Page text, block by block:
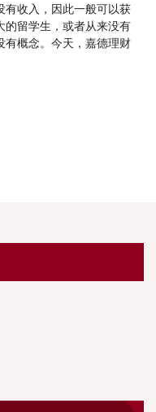
有收入，因此一般可以获
的留学生，或者从来没有
有概念。今天，嘉德理财